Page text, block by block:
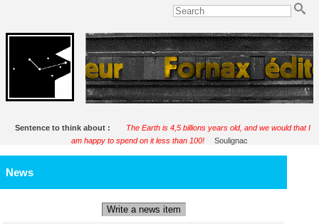
Sentence to think about :
The Earth is 4,5 billions years old, and we would that I
am happy to spend on it less than 100!
Soulignac
News
Write a news item